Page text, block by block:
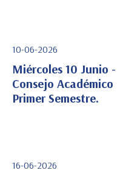
Ver Detalle
10-06-2026
Miércoles 10 Junio -
Consejo Académico
Primer Semestre.
16-06-2026